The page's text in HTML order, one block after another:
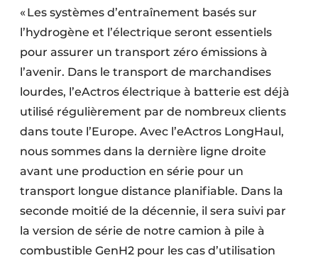
« Les systèmes d’entraînement basés sur
l’hydrogène et l’électrique seront essentiels
pour assurer un transport zéro émissions à
l’avenir. Dans le transport de marchandises
lourdes, l’eActros électrique à batterie est déjà
utilisé régulièrement par de nombreux clients
dans toute l’Europe. Avec l’eActros LongHaul,
nous sommes dans la dernière ligne droite
avant une production en série pour un
transport longue distance planifiable. Dans la
seconde moitié de la décennie, il sera suivi par
la version de série de notre camion à pile à
combustible GenH2 pour les cas d’utilisation